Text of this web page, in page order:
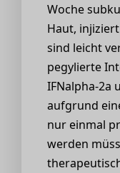
Woche
Haut,
sind leicht
pegylierte
IFNalpha-2a
aufgrund
nur einmal
werden